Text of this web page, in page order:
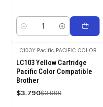
Cantidad
-5%
OFF
LC103Y Pacific PACIFIC COLOR
LC103 Yellow Cartridge
Pacific Color Compatible
Brother
$3.790$3.990